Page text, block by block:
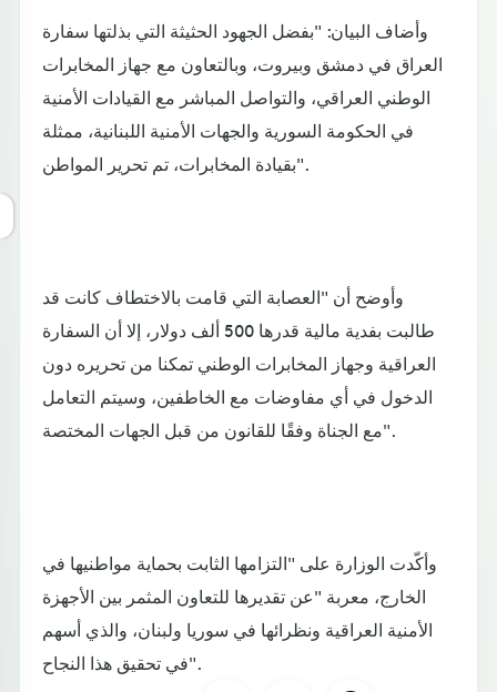
وأضاف البيان: "بفضل الجهود الحثيثة التي بذلتها سفارة
العراق في دمشق وبيروت، وبالتعاون مع جهاز المخابرات
الوطني العراقي، والتواصل المباشر مع القيادات الأمنية
في الحكومة السورية والجهات الأمنية اللبنانية، ممثلة
بقيادة المخابرات، تم تحرير المواطن".
وأوضح أن "العصابة التي قامت بالاختطاف كانت قد
طالبت بفدية مالية قدرها 500 ألف دولار، إلا أن السفارة
العراقية وجهاز المخابرات الوطني تمكنا من تحريره دون
الدخول في أي مفاوضات مع الخاطفين، وسيتم التعامل
مع الجناة وفقًا للقانون من قبل الجهات المختصة".
وأكّدت الوزارة على "التزامها الثابت بحماية مواطنيها في
الخارج، معربة "عن تقديرها للتعاون المثمر بين الأجهزة
الأمنية العراقية ونظرائها في سوريا ولبنان، والذي أسهم
في تحقيق هذا النجاح".